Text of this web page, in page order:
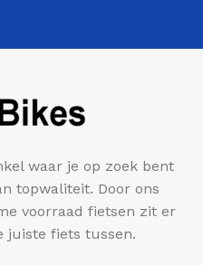
waar je op zoek bent
topwaliteit. Door ons
voorraad fietsen zit er
juiste fiets tussen.